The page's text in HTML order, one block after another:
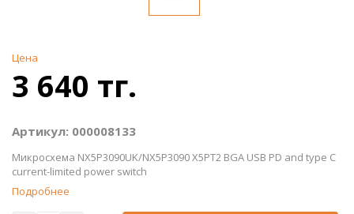
Цена
3 640 тг.
Артикул: 000008133
Микросхема NX5P3090UK/NX5P3090 X5PT2 BGA USB PD and type C
current-limited power switch
Подробнее